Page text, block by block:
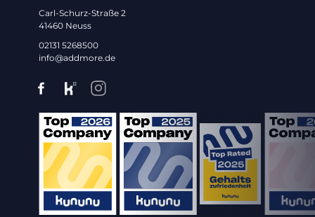
Carl-Schurz-Straße 2
41460 Neuss
02131 5268500
info@addmore.de